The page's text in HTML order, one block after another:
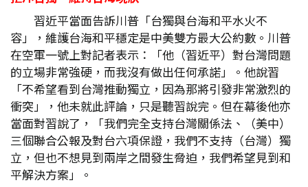
習近平當面告訴川普「台獨與台海和平水火不
容」，維護台海和平穩定是中美雙方最大公約數。川普
在空軍一號上對記者表示：「他（習近平）對台灣問題
的立場非常強硬，而我沒有做出任何承諾」。他說習
「不希望看到台灣推動獨立，因為那將引發非常激烈的
衝突」，他未就此評論，只是聽習說完。但在幕後他亦
當面對習說了，「我們完全支持台灣關係法、（美中）
三個聯合公報及對台六項保證，我們不支持（台灣）獨
立，但也不想見到兩岸之間發生脅迫，我們希望見到和
平解決方案」。